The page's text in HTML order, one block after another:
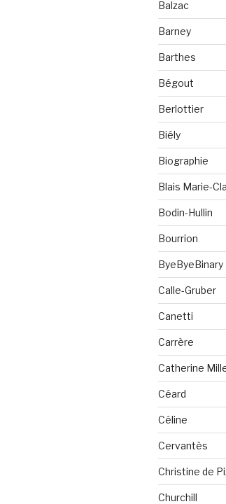
Balzac
Barney
Barthes
Bégout
Berlottier
Biély
Biographie
Blais Marie-
Bodin-Hullin
Bourrion
ByeByeBinary
Calle-Gruber
Canetti
Carrère
Catherine
Céard
Céline
Cervantès
Christine de
Churchill